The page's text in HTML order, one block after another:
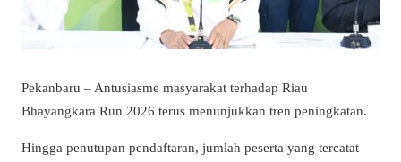
Pekanbaru – Antusiasme masyarakat terhadap Riau
Bhayangkara Run 2026 terus menunjukkan tren peningkatan.
Hingga penutupan pendaftaran, jumlah peserta yang tercatat